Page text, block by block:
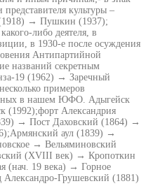
культуры –
→ Пушкин (1937);
либо деятеля, в
в 1930-е после осуждения
Антипартийной
названий секретным
19 (1962) → Заречный
примеров
в нашем ЮФО. Адыгейск
Александрия
→ Пост Даховский (1864) →
аул (1839) →
→ Вельяминовский
(XVIII век) → Кропоткин
(нач. 19 века) → Горное
Грушевский (1881)